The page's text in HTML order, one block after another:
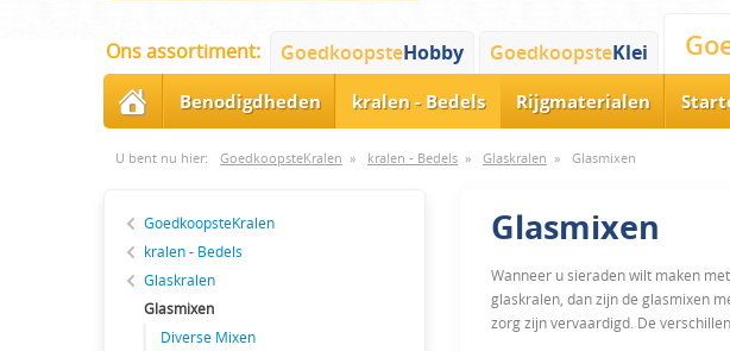
Ons assortiment: GoedkoopsteHobby GoedkoopsteKlei
Benodigdheden kralen - Bedels Rijgmaterialen
U bent nu hier: GoedkoopsteKralen » kralen - Bedels » Glaskralen » Glasmixen
GoedkoopsteKralen
kralen - Bedels
Glaskralen
Glasmixen
Diverse Mixen
Glasmixen
Wanneer u sieraden wilt maken
glaskralen, dan zijn de glasmixen
zorg zijn vervaardigd. De